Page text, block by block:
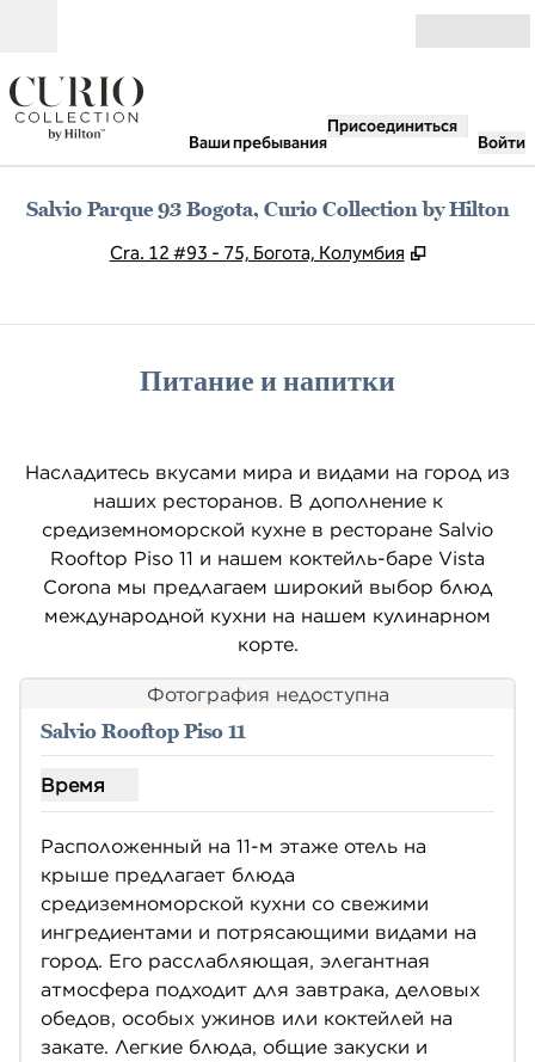
Ваши пребывания
Присоединиться
Войти
Salvio Parque 93 Bogota, Curio Collection by Hilton
Cra. 12 #93 - 75, Богота, Колумбия ,
Питание и напитки
Насладитесь вкусами мира и видами на город из
наших ресторанов. В дополнение к
средиземноморской кухне в ресторане Salvio
Rooftop Piso 11 и нашем коктейль-баре Vista
Corona мы предлагаем широкий выбор блюд
международной кухни на нашем кулинарном
корте.
Фотография недоступна
Salvio Rooftop Piso 11
Время
Покажите часы работы Salvio Rooftop Piso 11
Расположенный на 11-м этаже отель на
крыше предлагает блюда
средиземноморской кухни со свежими
ингредиентами и потрясающими видами на
город. Его расслабляющая, элегантная
атмосфера подходит для завтрака, деловых
обедов, особых ужинов или коктейлей на
закате. Легкие блюда, общие закуски и